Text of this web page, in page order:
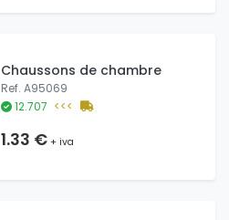
Chaussons de chambre
Ref. A95069
12.707 <<<
1.33 €+ iva